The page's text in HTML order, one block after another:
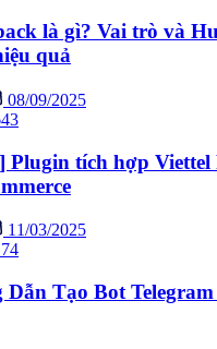
là gì? Vai trò và
quả
08/09/2025
Plugin tích hợp Viettel
11/03/2025
Dẫn Tạo Bot